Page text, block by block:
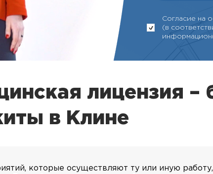
Согласие на
(в
лицензия –
в Клине
которые осуществляют ту или иную